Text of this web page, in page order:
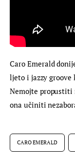
Caro Emerald
ljeto i jazzy groove
Nemojte propustiti
ona učiniti
CARO EMERALD